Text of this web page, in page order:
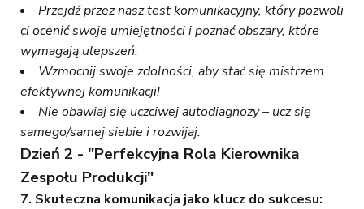
Przejdź przez nasz test komunikacyjny, który pozwoli
ci ocenić swoje umiejętności i poznać obszary, które
wymagają ulepszeń.
Wzmocnij swoje zdolności, aby stać się mistrzem
efektywnej komunikacji!
Nie obawiaj się uczciwej autodiagnozy – ucz się
samego/samej siebie i rozwijaj.
Dzień 2 - "Perfekcyjna Rola Kierownika
Zespołu Produkcji"
7. Skuteczna komunikacja jako klucz do sukcesu: